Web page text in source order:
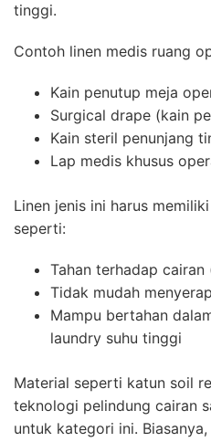
tinggi.
Contoh linen medis ruang
Kain penutup meja
Surgical drape (kain
Kain steril penunjang
Lap medis khusus
Linen jenis ini harus
seperti:
Tahan terhadap
Tidak mudah
Mampu bertahan
laundry suhu tinggi
Material seperti katun soil
teknologi pelindung cairan
untuk kategori ini. Biasanya,